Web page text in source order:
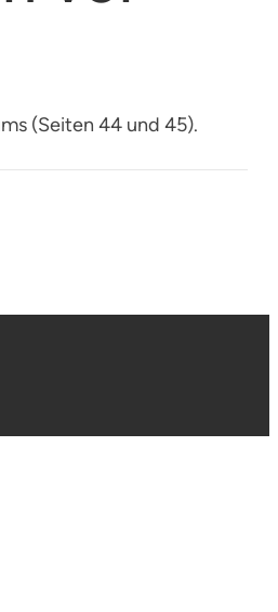
(Seiten 44 und 45).